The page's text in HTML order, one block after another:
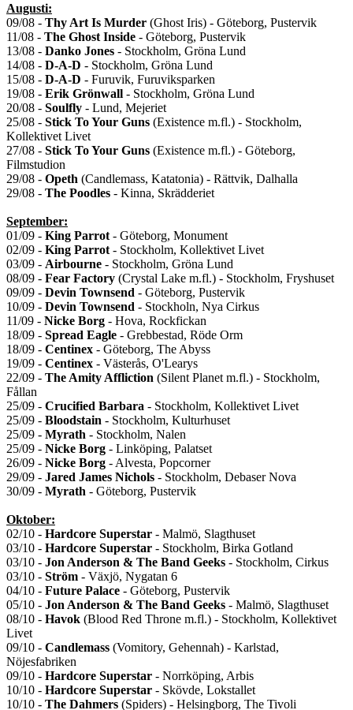
Augusti:
09/08 - Thy Art Is Murder (Ghost Iris) - Göteborg, Pustervik
11/08 - The Ghost Inside - Göteborg, Pustervik
13/08 - Danko Jones - Stockholm, Gröna Lund
14/08 - D-A-D - Stockholm, Gröna Lund
15/08 - D-A-D - Furuvik, Furuviksparken
19/08 - Erik Grönwall - Stockholm, Gröna Lund
20/08 - Soulfly - Lund, Mejeriet
25/08 - Stick To Your Guns (Existence m.fl.) - Stockholm,
Kollektivet Livet
27/08 - Stick To Your Guns (Existence m.fl.) - Göteborg,
Filmstudion
29/08 - Opeth (Candlemass, Katatonia) - Rättvik, Dalhalla
29/08 - The Poodles - Kinna, Skrädderiet
September:
01/09 - King Parrot - Göteborg, Monument
02/09 - King Parrot - Stockholm, Kollektivet Livet
03/09 - Airbourne - Stockholm, Gröna Lund
08/09 - Fear Factory (Crystal Lake m.fl.) - Stockholm, Fryshuset
09/09 - Devin Townsend - Göteborg, Pustervik
10/09 - Devin Townsend - Stockholn, Nya Cirkus
11/09 - Nicke Borg - Hova, Rockfickan
18/09 - Spread Eagle - Grebbestad, Röde Orm
18/09 - Centinex - Göteborg, The Abyss
19/09 - Centinex - Västerås, O'Learys
22/09 - The Amity Affliction (Silent Planet m.fl.) - Stockholm,
Fållan
25/09 - Crucified Barbara - Stockholm, Kollektivet Livet
25/09 - Bloodstain - Stockholm, Kulturhuset
25/09 - Myrath - Stockholm, Nalen
25/09 - Nicke Borg - Linköping, Palatset
26/09 - Nicke Borg - Alvesta, Popcorner
29/09 - Jared James Nichols - Stockholm, Debaser Nova
30/09 - Myrath - Göteborg, Pustervik
Oktober:
02/10 - Hardcore Superstar - Malmö, Slagthuset
03/10 - Hardcore Superstar - Stockholm, Birka Gotland
03/10 - Jon Anderson & The Band Geeks - Stockholm, Cirkus
03/10 - Ström - Växjö, Nygatan 6
04/10 - Future Palace - Göteborg, Pustervik
05/10 - Jon Anderson & The Band Geeks - Malmö, Slagthuset
08/10 - Havok (Blood Red Throne m.fl.) - Stockholm, Kollektivet
Livet
09/10 - Candlemass (Vomitory, Gehennah) - Karlstad,
Nöjesfabriken
09/10 - Hardcore Superstar - Norrköping, Arbis
10/10 - Hardcore Superstar - Skövde, Lokstallet
10/10 - The Dahmers (Spiders) - Helsingborg, The Tivoli